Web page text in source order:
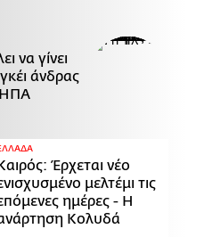
να γίνει
άνδρας
ΗΠΑ
Έρχεται νέο
μελτέμι τις
ημέρες - Η
Κολυδά